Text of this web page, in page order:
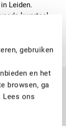
gebruiken
en het
browsen, ga
Lees ons
Leiden.
kwartaal